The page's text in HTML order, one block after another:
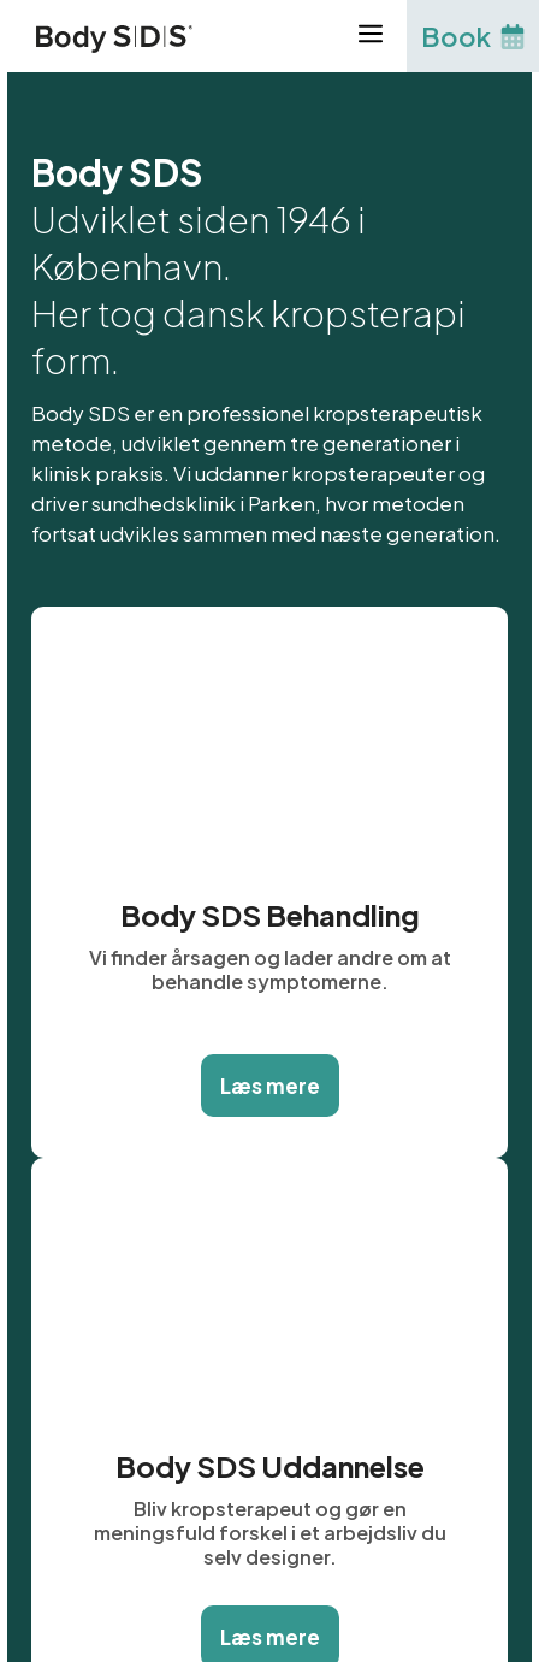
Book
Body SDS
Udviklet siden 1946 i
København.
Her tog dansk kropsterapi
form.
Body SDS er en professionel kropsterapeutisk
metode, udviklet gennem tre generationer i
klinisk praksis. Vi uddanner kropsterapeuter og
driver sundhedsklinik i Parken, hvor metoden
fortsat udvikles sammen med næste generation.
Body SDS Behandling
Vi finder årsagen og lader andre om at
behandle symptomerne.
Læs mere
Body SDS Uddannelse
Bliv kropsterapeut og gør en
meningsfuld forskel i et arbejdsliv du
selv designer.
Læs mere